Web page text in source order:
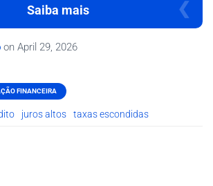
Saiba mais
on April 29, 2026
FINANCEIRA
juros altos taxas escondidas